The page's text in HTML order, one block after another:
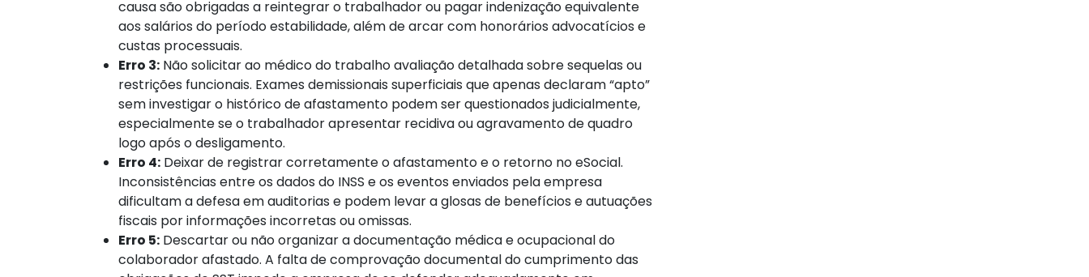
causa são obrigadas a reintegrar o trabalhador ou pagar indenização equivalente
aos salários do período estabilidade, além de arcar com honorários advocatícios e
custas processuais.
Erro 3: Não solicitar ao médico do trabalho avaliação detalhada sobre sequelas ou
restrições funcionais. Exames demissionais superficiais que apenas declaram “apto”
sem investigar o histórico de afastamento podem ser questionados judicialmente,
especialmente se o trabalhador apresentar recidiva ou agravamento de quadro
logo após o desligamento.
Erro 4: Deixar de registrar corretamente o afastamento e o retorno no eSocial.
Inconsistências entre os dados do INSS e os eventos enviados pela empresa
dificultam a defesa em auditorias e podem levar a glosas de benefícios e autuações
fiscais por informações incorretas ou omissas.
Erro 5: Descartar ou não organizar a documentação médica e ocupacional do
colaborador afastado. A falta de comprovação documental do cumprimento das